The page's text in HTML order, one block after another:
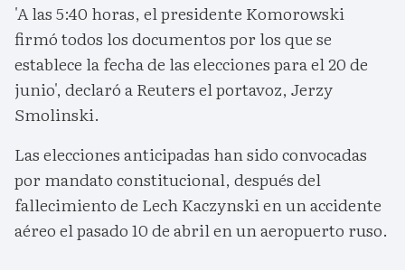
'A las 5:40 horas, el presidente Komorowski
firmó todos los documentos por los que se
establece la fecha de las elecciones para el 20 de
junio', declaró a Reuters el portavoz, Jerzy
Smolinski.
Las elecciones anticipadas han sido convocadas
por mandato constitucional, después del
fallecimiento de Lech Kaczynski en un accidente
aéreo el pasado 10 de abril en un aeropuerto ruso.